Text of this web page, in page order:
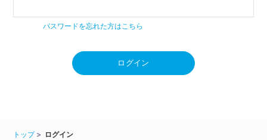
パスワードを忘れた方はこちら
ログイン
トップ ログイン